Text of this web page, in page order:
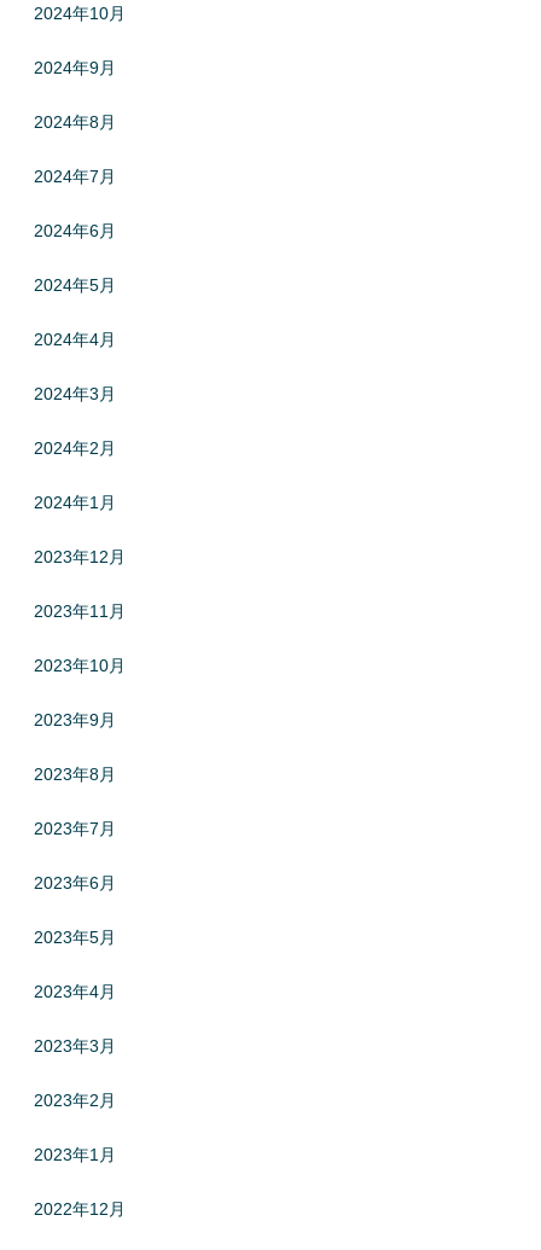
2024年10月
2024年9月
2024年8月
2024年7月
2024年6月
2024年5月
2024年4月
2024年3月
2024年2月
2024年1月
2023年12月
2023年11月
2023年10月
2023年9月
2023年8月
2023年7月
2023年6月
2023年5月
2023年4月
2023年3月
2023年2月
2023年1月
2022年12月